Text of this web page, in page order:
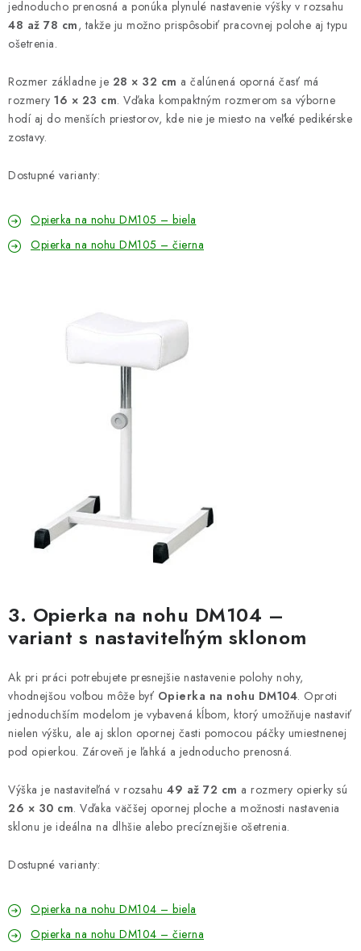
jednoducho prenosná a ponúka plynulé nastavenie výšky v rozsahu
48 až 78 cm, takže ju možno prispôsobiť pracovnej polohe aj typu
ošetrenia.
Rozmer základne je 28 × 32 cm a čalúnená oporná časť má
rozmery 16 × 23 cm. Vďaka kompaktným rozmerom sa výborne
hodí aj do menších priestorov, kde nie je miesto na veľké pedikérske
zostavy.
Dostupné varianty:
Opierka na nohu DM105 – biela
Opierka na nohu DM105 – čierna
3. Opierka na nohu DM104 –
variant s nastaviteľným sklonom
Ak pri práci potrebujete presnejšie nastavenie polohy nohy,
vhodnejšou voľbou môže byť Opierka na nohu DM104. Oproti
jednoduchším modelom je vybavená kĺbom, ktorý umožňuje nastaviť
nielen výšku, ale aj sklon opornej časti pomocou páčky umiestnenej
pod opierkou. Zároveň je ľahká a jednoducho prenosná.
Výška je nastaviteľná v rozsahu 49 až 72 cm a rozmery opierky sú
26 × 30 cm. Vďaka väčšej opornej ploche a možnosti nastavenia
sklonu je ideálna na dlhšie alebo precíznejšie ošetrenia.
Dostupné varianty:
Opierka na nohu DM104 – biela
Opierka na nohu DM104 – čierna